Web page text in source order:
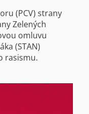
(PCV) strany
Zelených
omluvu
(STAN)
rasismu.